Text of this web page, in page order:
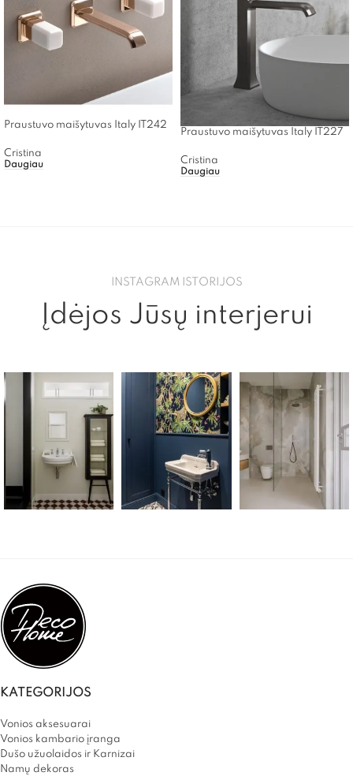
Praustuvo maišytuvas Italy IT242
Cristina
Daugiau
Praustuvo maišytuvas Italy IT227
Cristina
Daugiau
INSTAGRAM ISTORIJOS
Įdėjos Jūsų interjerui
KATEGORIJOS
Vonios aksesuarai
Vonios kambario įranga
Dušo užuolaidos ir Karnizai
Namų dekoras